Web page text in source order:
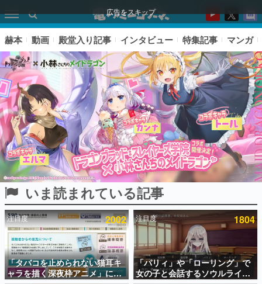
広告をスキップ
ピックアップ
電ファミのいま読まれている記事ランキング
アプリセール情報
インタビュー
赫本 動画 殿堂入り記事 インタビュー 特集記事 マンガ
いま読まれている記事
注目度 2002
「タバコを止められない猫耳キ
ャラを描く深夜枠アニメ」に視
注目度 1804
「パリィ」や「ローリング」で
女の子と会話するソウルライク